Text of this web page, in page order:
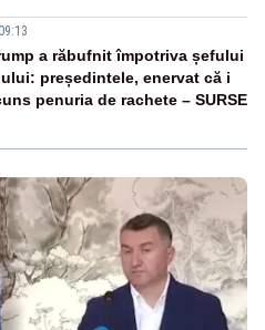
a răbufnit împotriva șefului
președintele, enervat că i
penuria de rachete – SURSE